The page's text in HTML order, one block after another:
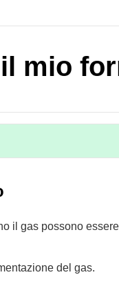
mio
il gas possono
del gas.